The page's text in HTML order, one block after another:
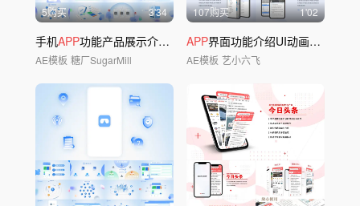
5购买 3'34
手机APP功能产品展示介绍教学 AE模板
AE模板 糖厂SugarMill
107购买 1'02
APP界面功能介绍UI动画MG页面包装
AE模板 艺小六飞